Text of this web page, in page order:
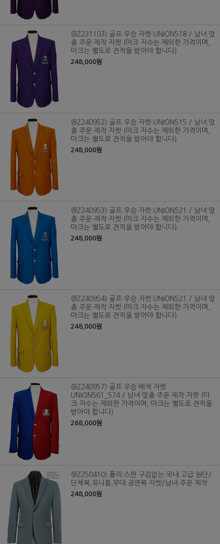
(BZ231103) 골프 우승 자켓 UNION518 / 남녀 맞
춤 주문 제작 자켓 (마크 자수는 제외한 가격이며,
마크는 별도로 견적을 받아야 합니다)
248,000원
(BZ240952) 골프 우승 자켓 UNION515 / 남녀 맞
춤 주문 제작 자켓 (마크 자수는 제외한 가격이며,
마크는 별도로 견적을 받아야 합니다)
248,000원
(BZ240953) 골프 우승 자켓 UNION521 / 남녀 맞
춤 주문 제작 자켓 (마크 자수는 제외한 가격이며,
마크는 별도로 견적을 받아야 합니다)
248,000원
(BZ240954) 골프 우승 자켓 UNION521 / 남녀 맞
춤 주문 제작 자켓 (마크 자수는 제외한 가격이며,
마크는 별도로 견적을 받아야 합니다)
248,000원
(BZ240957) 골프 우승 배색 자켓
UNION561_574 / 남녀 맞춤 주문 제작 자켓 (마
크 자수는 제외한 가격이며, 마크는 별도로 견적을
받아야 합니다)
268,000원
(BZ250410) 폴리 스판 구김없는 국내 고급 원단/
단체복,유니폼,무대 공연복 자켓/남녀 주문 제작
248,000원